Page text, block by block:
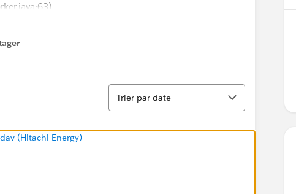
Condition with lambda expression in
was not fulfilled within 3 minutes.
Tri
Trier par date
(Hitachi Energy)